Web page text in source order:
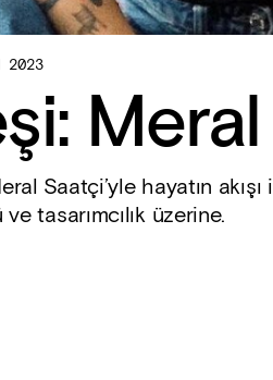
2023
Saatçi’yle hayatın
tasarımcılık üzerine.